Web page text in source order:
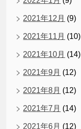
2021年12月 (9)
2021年11月 (10)
2021年10月 (14)
2021年9月 (12)
2021年8月 (12)
2021年7月 (14)
2021年6月 (12)